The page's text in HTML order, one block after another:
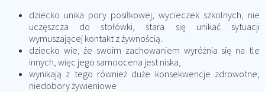
dziecko unika pory posiłkowej, wycieczek szkolnych, nie
uczęszcza do stołówki, stara się unikać sytuacji
wymuszającej kontakt z żywnością.
dziecko wie, że swoim zachowaniem wyróżnia się na tle
innych, więc jego samoocena jest niska,
wynikają z tego również duże konsekwencje zdrowotne,
niedobory żywieniowe